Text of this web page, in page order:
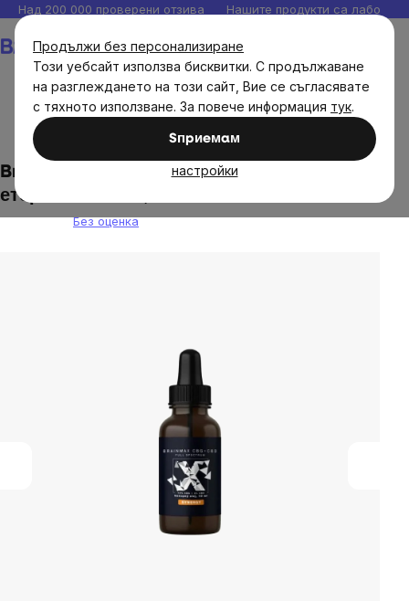
Продължи без персонализиране
Този уебсайт използва бисквитки. С продължаване
на разглеждането на този сайт, Вие се съгласявате
с тяхното използване. За повече информация тук.
Sпpиeмaм
настройки
Прескочи
към
съдържанието
Над 200 000 проверени отзива Нашите продукти са
Brainmax хранителни добавки
BrainMax CéBéGé & CéBéDé synergy 10%,
етерично масло, 10 ml
Без оценка